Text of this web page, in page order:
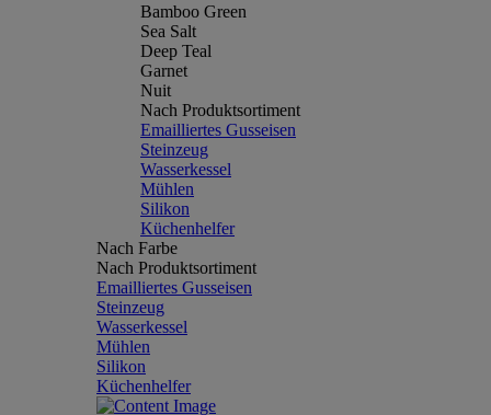
Bamboo Green
Sea Salt
Deep Teal
Garnet
Nuit
Nach Produktsortiment
Emailliertes Gusseisen
Steinzeug
Wasserkessel
Mühlen
Silikon
Küchenhelfer
Nach Farbe
Nach Produktsortiment
Emailliertes Gusseisen
Steinzeug
Wasserkessel
Mühlen
Silikon
Küchenhelfer